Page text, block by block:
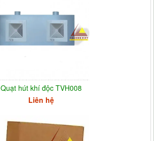
Quạt hút khí độc TVH008
Liên hệ